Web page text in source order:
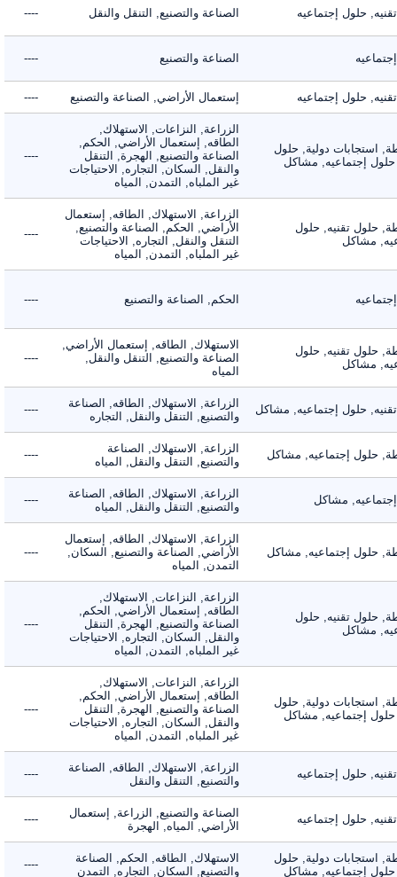
حلول إجتماعيه الصناعة والتصنيع, التنقل والنقل ----
الصناعة والتصنيع ----
حلول إجتماعيه إستعمال الأراضي, الصناعة والتصنيع ----
استجابات دولية, حلول
إجتماعيه, مشاكل
الزراعة, النزاعات, الاستهلاك,
الطاقه, إستعمال الأراضي, الحكم,
الصناعة والتصنيع, الهجرة, التنقل
والنقل, السكان, التجاره, الاحتياجات
غير الملباه, التمدن, المياه
----
حلول تقنيه, حلول
مشاكل
الزراعة, الاستهلاك, الطاقه, إستعمال
الأراضي, الحكم, الصناعة والتصنيع,
التنقل والنقل, التجاره, الاحتياجات
غير الملباه, التمدن, المياه
----
الحكم, الصناعة والتصنيع ----
حلول تقنيه, حلول
مشاكل
الاستهلاك, الطاقه, إستعمال الأراضي,
الصناعة والتصنيع, التنقل والنقل,
المياه
----
حلول إجتماعيه, مشاكل
الزراعة, الاستهلاك, الطاقه, الصناعة
والتصنيع, التنقل والنقل, التجاره
----
حلول إجتماعيه, مشاكل
الزراعة, الاستهلاك, الصناعة
والتصنيع, التنقل والنقل, المياه
----
مشاكل
الزراعة, الاستهلاك, الطاقه, الصناعة
والتصنيع, التنقل والنقل, المياه
----
حلول إجتماعيه, مشاكل
الزراعة, الاستهلاك, الطاقه, إستعمال
الأراضي, الصناعة والتصنيع, السكان,
التمدن, المياه
----
حلول تقنيه, حلول
مشاكل
الزراعة, النزاعات, الاستهلاك,
الطاقه, إستعمال الأراضي, الحكم,
الصناعة والتصنيع, الهجرة, التنقل
والنقل, السكان, التجاره, الاحتياجات
غير الملباه, التمدن, المياه
----
استجابات دولية, حلول
إجتماعيه, مشاكل
الزراعة, النزاعات, الاستهلاك,
الطاقه, إستعمال الأراضي, الحكم,
الصناعة والتصنيع, الهجرة, التنقل
والنقل, السكان, التجاره, الاحتياجات
غير الملباه, التمدن, المياه
----
حلول إجتماعيه
الزراعة, الاستهلاك, الطاقه, الصناعة
والتصنيع, التنقل والنقل
----
حلول إجتماعيه
الصناعة والتصنيع, الزراعة, إستعمال
الأراضي, المياه, الهجرة
----
استجابات دولية, حلول
إجتماعيه, مشاكل
الاستهلاك, الطاقه, الحكم, الصناعة
والتصنيع, السكان, التجاره, التمدن
----